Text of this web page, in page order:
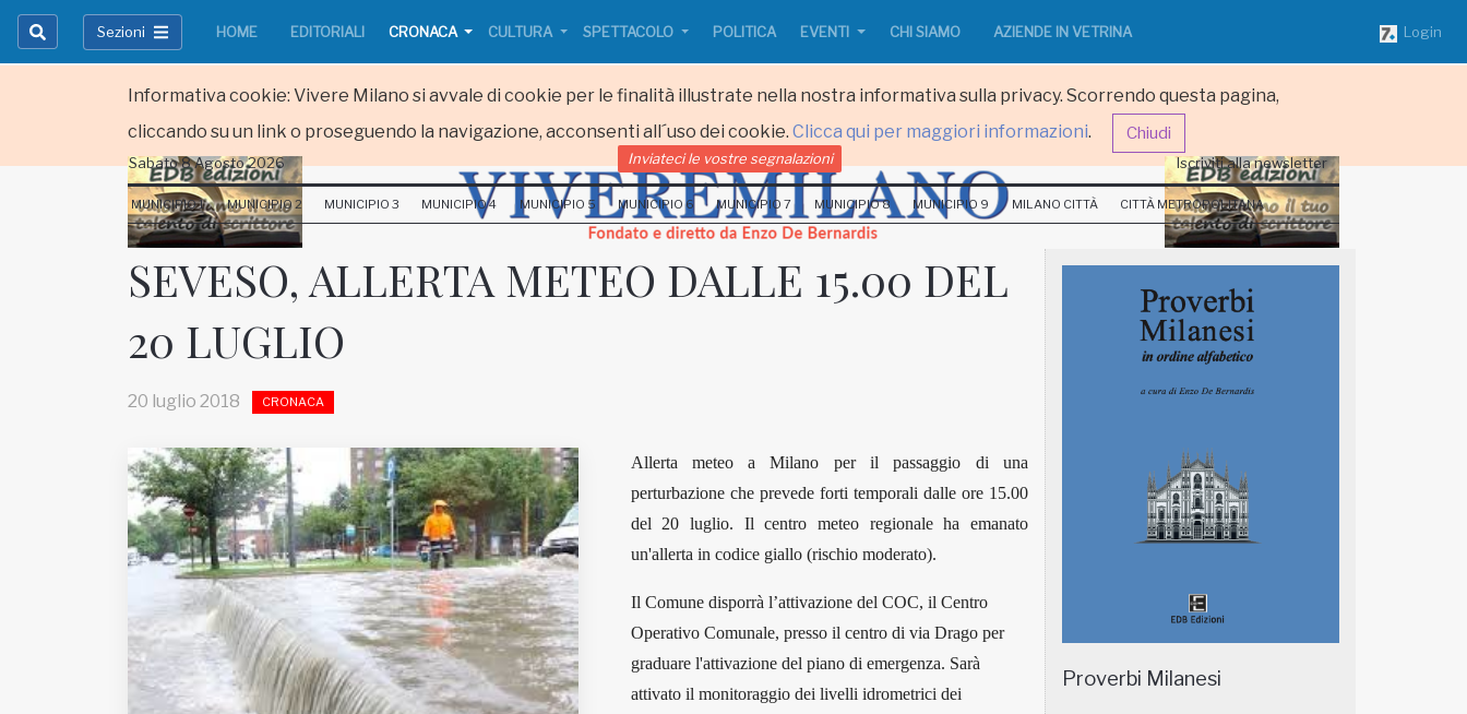
Informativa cookie: Vivere Milano si avvale di cookie per le finalità illustrate nella nostra informativa sulla privacy. Scorrendo questa pagina,
cliccando su un link o proseguendo la navigazione, acconsenti all´uso dei cookie. Clicca qui per maggiori informazioni. Chiudi
Sezioni HOME EDITORIALI CRONACA CULTURA SPETTACOLO POLITICA EVENTI CHI SIAMO AZIENDE IN VETRINA Login
Inviateci le vostre segnalazioni
Iscriviti alla newsletter
www.viveremilano.info
Fondato e diretto da Enzo De
EDB edizioni - Via Brivio angolo C.
Imbonati, 89 20159 Milano (Italia)
Informativa sulla privacy
Sabato 8 Agosto 2026 Inviateci le vostre segnalazioni Iscriviti alla newsletter
MUNICIPIO 1 MUNICIPIO 2 MUNICIPIO 3 MUNICIPIO 4 MUNICIPIO 5 MUNICIPIO 6 MUNICIPIO 7 MUNICIPIO 8 MUNICIPIO 9 MILANO CITTÀ CITTÀ METROPOLITANA
SEVESO, ALLERTA METEO DALLE 15.00 DEL
20 LUGLIO
20 luglio 2018 CRONACA
Allerta meteo a Milano per il passaggio di una
perturbazione che prevede forti temporali dalle ore 15.00
del 20 luglio. Il centro meteo regionale ha emanato
un'allerta in codice giallo (rischio moderato).
Il Comune disporrà l’attivazione del COC, il Centro
Operativo Comunale, presso il centro di via Drago per
graduare l'attivazione del piano di emergenza. Sarà
attivato il monitoraggio dei livelli idrometrici dei
Proverbi Milanesi